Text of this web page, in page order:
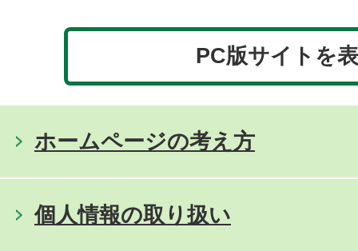
PC版サイトを
ホームページの考え方
個人情報の取り扱い